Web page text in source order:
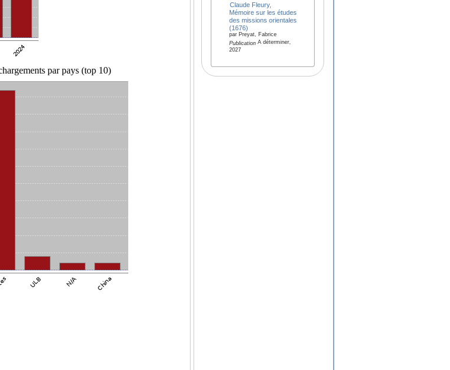
Claude Fleury,
Mémoire sur les études
des missions orientales
(1676)
par Preyat, Fabrice
PublicationA déterminer,
2027